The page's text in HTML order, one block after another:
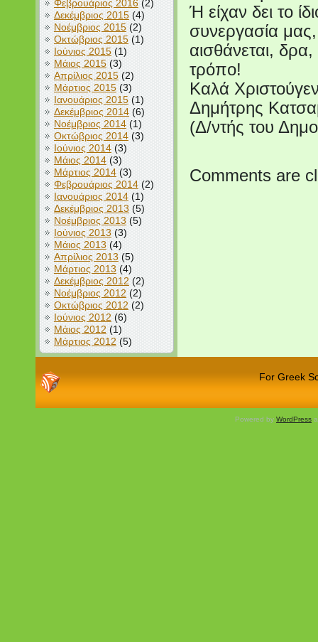
Φεβρουάριος 2016(2)
Δεκέμβριος 2015(4)
Νοέμβριος 2015(2)
Οκτώβριος 2015(1)
Ιούνιος 2015(1)
Μάιος 2015(3)
Απρίλιος 2015(2)
Μάρτιος 2015(3)
Ιανουάριος 2015(1)
Δεκέμβριος 2014(6)
Νοέμβριος 2014(1)
Οκτώβριος 2014(3)
Ιούνιος 2014(3)
Μάιος 2014(3)
Μάρτιος 2014(3)
Φεβρουάριος 2014(2)
Ιανουάριος 2014(1)
Δεκέμβριος 2013 (5)
Νοέμβριος 2013(5)
Ιούνιος 2013(3)
Μάιος 2013(4)
Απρίλιος 2013 (5)
Μάρτιος 2013 (4)
Δεκέμβριος 2012 (2)
Νοέμβριος 2012 (2)
Οκτώβριος 2012 (2)
Ιούνιος 2012 (6)
Μάιος 2012 (1)
Μάρτιος 2012 (5)
Ή είχαν δει το
συνεργασία
αισθάνεται,
τρόπο!
Καλά
Δημήτρης
(Δ/ντής του
Comments are
For Greek
Powered by WordPress